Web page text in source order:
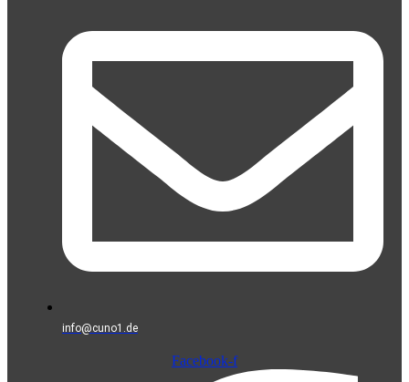
info@cuno1.de
Facebook-f